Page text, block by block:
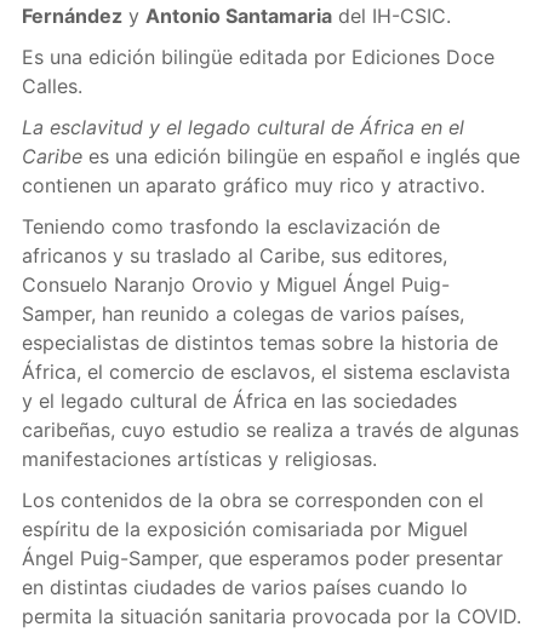
Fernándezy Antonio Santamariadel IH-CSIC.
Es una edición bilingüe editada por Ediciones Doce
Calles.
La esclavitud y el legado cultural de África en el
Caribees una edición bilingüe en español e inglés que
contienen un aparato gráfico muy rico y atractivo.
Teniendo como trasfondo la esclavización de
africanos y su traslado al Caribe, sus editores,
Consuelo Naranjo Orovio y Miguel Ángel Puig-
Samper, han reunido a colegas de varios países,
especialistas de distintos temas sobre la historia de
África, el comercio de esclavos, el sistema esclavista
y el legado cultural de África en las sociedades
caribeñas, cuyo estudio se realiza a través de algunas
manifestaciones artísticas y religiosas.
Los contenidos de la obra se corresponden con el
espíritu de la exposición comisariada por Miguel
Ángel Puig-Samper, que esperamos poder presentar
en distintas ciudades de varios países cuando lo
permita la situación sanitaria provocada por la COVID.